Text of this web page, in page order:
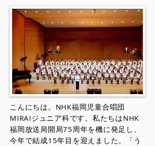
こんにちは。NHK福岡児童合唱団
MIRAIジュニア科です。私たちはNHK
福岡放送局開局75周年を機に発足し、
今年で結成15年目を迎えました。「う